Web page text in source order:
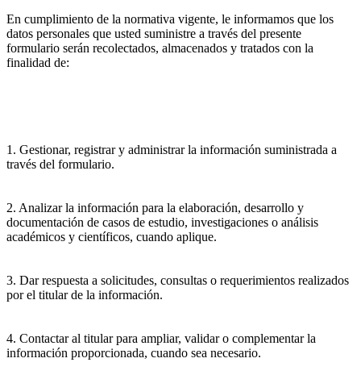
En cumplimiento de la normativa vigente, le informamos que los
datos personales que usted suministre a través del presente
formulario serán recolectados, almacenados y tratados con la
finalidad de:
1. Gestionar, registrar y administrar la información suministrada a
través del formulario.
2. Analizar la información para la elaboración, desarrollo y
documentación de casos de estudio, investigaciones o análisis
académicos y científicos, cuando aplique.
3. Dar respuesta a solicitudes, consultas o requerimientos realizados
por el titular de la información.
4. Contactar al titular para ampliar, validar o complementar la
información proporcionada, cuando sea necesario.